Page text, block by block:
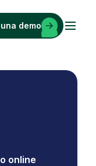
demo
online